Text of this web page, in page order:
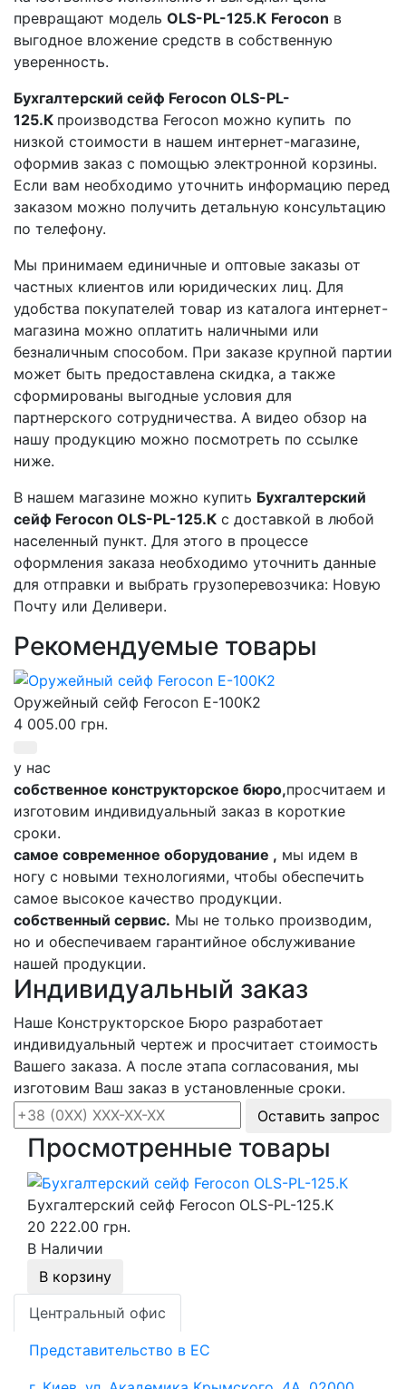
превращают модель OLS-PL-125.К Ferocon в
выгодное вложение средств в собственную
уверенность.
Бухгалтерский сейф Ferocon OLS-PL-
125.К производства Ferocon можно купить по
низкой стоимости в нашем интернет-магазине,
оформив заказ с помощью электронной корзины.
Если вам необходимо уточнить информацию перед
заказом можно получить детальную консультацию
по телефону.
Мы принимаем единичные и оптовые заказы от
частных клиентов или юридических лиц. Для
удобства покупателей товар из каталога интернет-
магазина можно оплатить наличными или
безналичным способом. При заказе крупной партии
может быть предоставлена скидка, а также
сформированы выгодные условия для
партнерского сотрудничества. А видео обзор на
нашу продукцию можно посмотреть по ссылке
ниже.
В нашем магазине можно купить Бухгалтерский
сейф Ferocon OLS-PL-125.К с доставкой в любой
населенный пункт. Для этого в процессе
оформления заказа необходимо уточнить данные
для отправки и выбрать грузоперевозчика: Новую
Почту или Деливери.
Рекомендуемые товары
Оружейный сейф Ferocon Е-100К2
4 005.00 грн.
у нас
собственное конструкторское бюро,просчитаем и
изготовим индивидуальный заказ в короткие
сроки.
самое современное оборудование , мы идем в
ногу с новыми технологиями, чтобы обеспечить
самое высокое качество продукции.
собственный сервис. Мы не только производим,
но и обеспечиваем гарантийное обслуживание
нашей продукции.
Индивидуальный заказ
Наше Конструкторское Бюро разработает
индивидуальный чертеж и просчитает стоимость
Вашего заказа. А после этапа согласования, мы
изготовим Ваш заказ в установленные сроки.
Оставить запрос
Просмотренные товары
Бухгалтерский сейф Ferocon OLS-PL-125.К
20 222.00 грн.
В Наличии
В корзину
Центральный офис
Представительство в ЕС